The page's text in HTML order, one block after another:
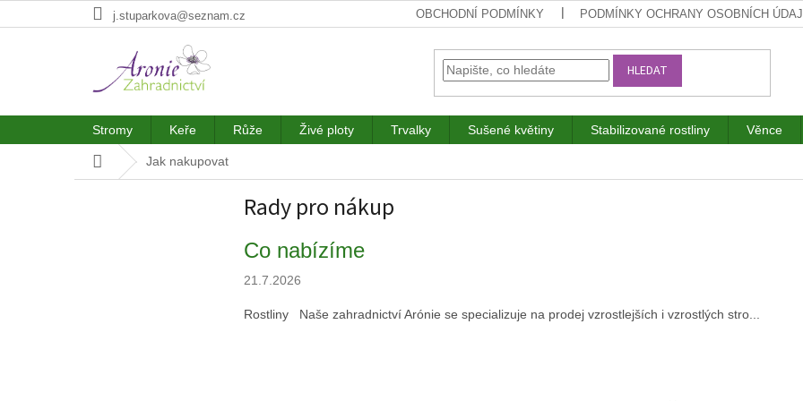
na
j.stuparkova@seznam.cz OBCHODNÍ PODMÍNKY PODMÍNKY OCHRANY OSOBNÍCH
HLEDAT
Stromy Keře Růže Živé ploty Trvalky Sušené květiny Stabilizované rostliny Věnce
Domů Jak nakupovat
Rady pro nákup
V
ý
p
i
s
Co nabízíme
21.7.2026
Rostliny Naše zahradnictví Arónie se specializuje na prodej vzrostlejších i vzrostlých stro...